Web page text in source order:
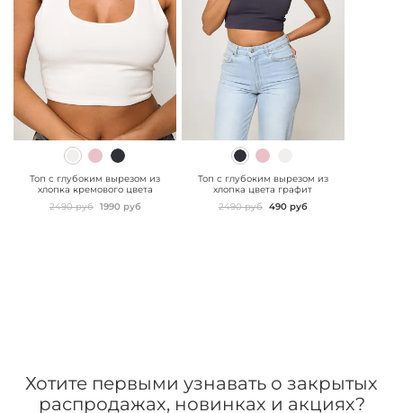
" class="js-prevent-
images">
Топ с глубоким вырезом из
хлопка кремового цвета
2490 руб 1990 руб
" class="js-prevent-
images">
Топ с глубоким вырезом из
хлопка цвета графит
2490 руб 490 руб
Хотите первыми узнавать о закрытых
распродажах, новинках и акциях?